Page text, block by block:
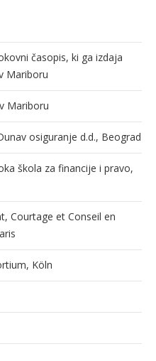
časopis, ki ga izdaja
Mariboru
Mariboru
osiguranje d.d., Beograd
škola za financije i pravo,
Courtage et Conseil en
Köln